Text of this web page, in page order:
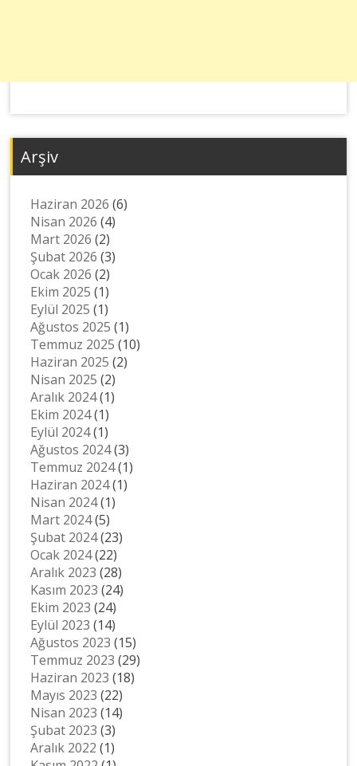
Arşiv
Haziran 2026 (6)
Nisan 2026 (4)
Mart 2026 (2)
Şubat 2026 (3)
Ocak 2026 (2)
Ekim 2025 (1)
Eylül 2025 (1)
Ağustos 2025 (1)
Temmuz 2025 (10)
Haziran 2025 (2)
Nisan 2025 (2)
Aralık 2024(1)
Ekim 2024(1)
Eylül 2024(1)
Ağustos 2024(3)
Temmuz 2024(1)
Haziran 2024(1)
Nisan 2024(1)
Mart 2024(5)
Şubat 2024(23)
Ocak 2024(22)
Aralık 2023 (28)
Kasım 2023 (24)
Ekim 2023 (24)
Eylül 2023 (14)
Ağustos 2023 (15)
Temmuz 2023 (29)
Haziran 2023 (18)
Mayıs 2023 (22)
Nisan 2023 (14)
Şubat 2023 (3)
Aralık 2022 (1)